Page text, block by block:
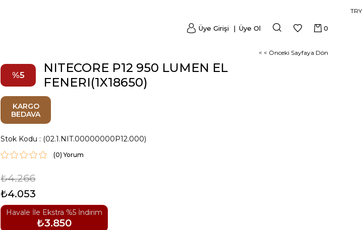
TRY
0
Üye Girişi Üye Ol
< < Önceki Sayfaya Dön
5
NITECORE P12 950 LUMEN EL
FENERI(1X18650)
KARGO
BEDAVA
Stok Kodu (02.1.NIT.00000000P12.000)
(0)
₺4.266
₺4.053
Havale İle Ekstra %5 İndirim
₺3.850